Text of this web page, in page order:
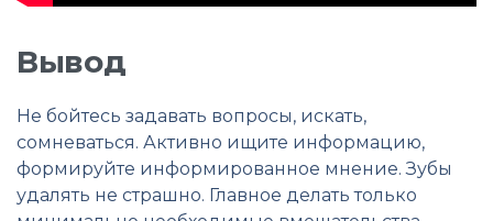
Вывод
Не бойтесь задавать вопросы, искать,
сомневаться. Активно ищите информацию,
формируйте информированное мнение. Зубы
удалять не страшно. Главное делать только